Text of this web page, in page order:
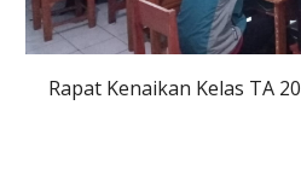
Rapat Kenaikan Kelas TA